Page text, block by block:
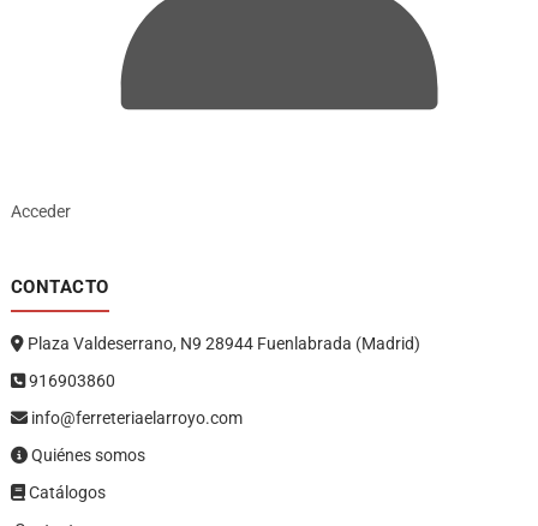
Acceder
CONTACTO
Plaza Valdeserrano, N9 28944 Fuenlabrada (Madrid)
916903860
info@ferreteriaelarroyo.com
Quiénes somos
Catálogos